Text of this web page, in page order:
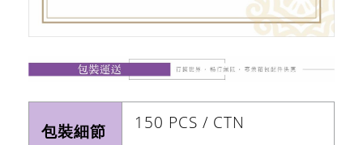
包裝細節 150 PCS / CTN